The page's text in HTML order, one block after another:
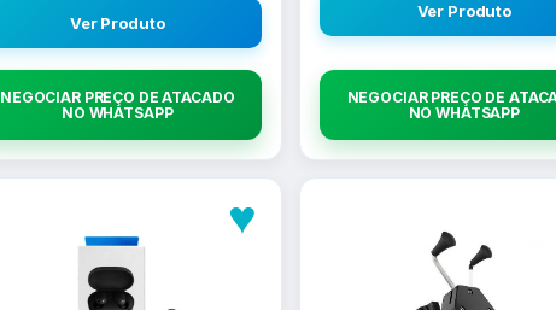
Ver Produto
NEGOCIAR PREÇO DE ATACADO
NO WHATSAPP
Ver Produto
NEGOCIAR PREÇO DE
NO WHATSAPP
♥